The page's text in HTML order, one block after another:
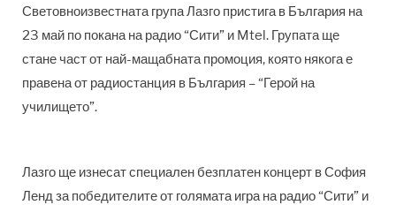
Световноизвестната група Лазго пристига в България на
23 май по покана на радио “Сити” и Mtel. Групата ще
стане част от най-мащабната промоция, която някога е
правена от радиостанция в България – “Герой на
училището”.
Лазго ще изнесат специален безплатен концерт в София
Ленд за победителите от голямата игра на радио “Сити” и